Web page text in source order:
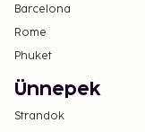
Barcelona
Rome
Phuket
Ünnepek
Strandok